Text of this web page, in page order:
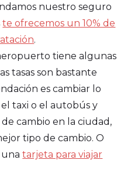
nuestro seguro
te ofrecemos un 10% de
.
tiene algunas
tasas son bastante
es cambiar lo
taxi o el autobús y
cambio en la ciudad,
tipo de cambio. O
unatarjeta para viajar